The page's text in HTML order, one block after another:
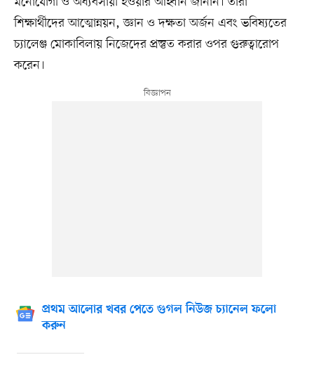
শিক্ষার্থীদের আত্মোন্নয়ন, জ্ঞান ও দক্ষতা অর্জন এবং ভবিষ্যতের
চ্যালেঞ্জ মোকাবিলায় নিজেদের প্রস্তুত করার ওপর গুরুত্বারোপ
করেন।
প্রথম আলোর খবর পেতে গুগল নিউজ চ্যানেল ফলো
করুন